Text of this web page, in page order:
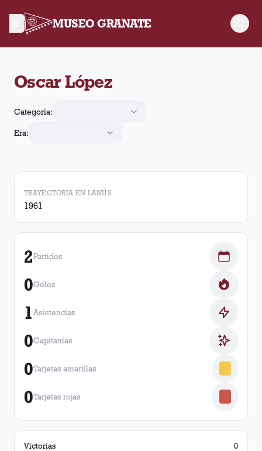
MUSEO GRANATE
Oscar López
Categoría:
Era:
TRAYECTORIA EN LANÚS
1961
2Partidos
0Goles
1Asistencias
0Capitanías
0Tarjetas amarillas
0Tarjetas rojas
Victorias
0